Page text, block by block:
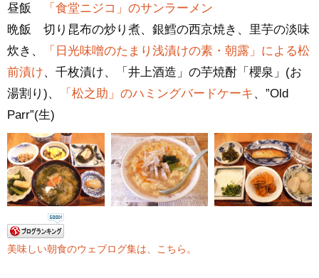
昼飯
「食堂ニジコ」のサンラーメン
晩飯 切り昆布の炒り煮、銀鱈の西京焼き、里芋の淡味
炊き、
「日光味噌のたまり浅漬けの素・朝露」による松
前漬け、千枚漬け、「井上酒造」の芋焼酎「櫻泉」(お
湯割り)、
「松之助」のハミングバードケーキ 、”Old
Parr”(生)
美味しい朝食のウェブログ集は、こちら。